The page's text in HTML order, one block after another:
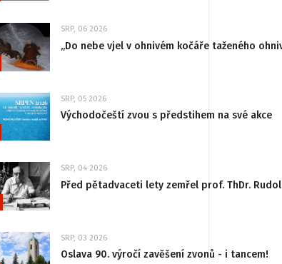
SRP, 06 2026
„Do nebe vjel v ohnivém kočáře taženého
SRP, 05 2026
Východočeští zvou s předstihem na své akce
SRP, 04 2026
Před pětadvaceti lety zemřel prof. ThDr.
SRP, 03 2026
Oslava 90. výročí zavěšení zvonů - i tancem!